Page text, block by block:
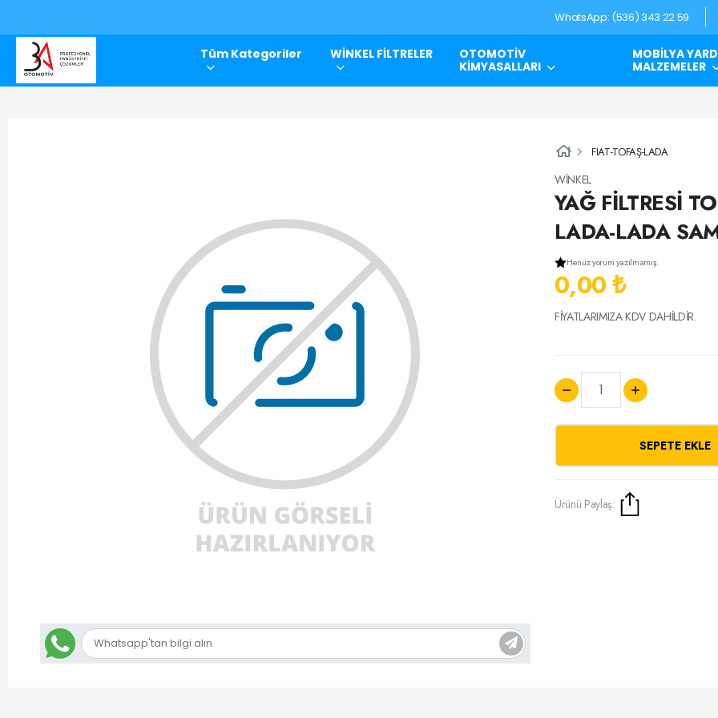
WhatsApp: (536) 343 22 59
Tüm Kategoriler WİNKEL FİLTRELER
OTOMOTİV
KİMYASALLARI
MOBİLYA
MALZEMELER
FIAT-TOFAŞ-LADA
WİNKEL
YAĞ FİLTRESİ
LADA-LADA
Henüz yorum yazılmamış.
0,00 ₺
FİYATLARIMIZA KDV DAHİLDİR.
SEPETE EKLE
Ürünü Paylaş: